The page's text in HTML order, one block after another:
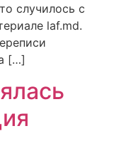
случилось с
laf.md.
[…]